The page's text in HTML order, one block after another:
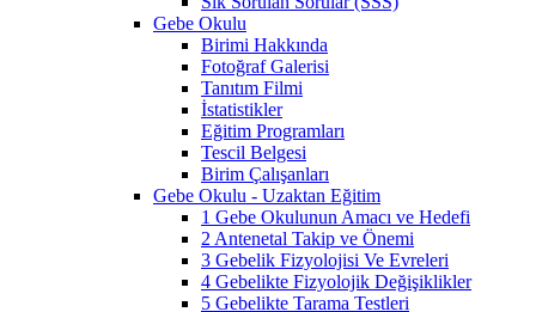
Gebe Okulu
Birimi Hakkında
Fotoğraf Galerisi
Tanıtım Filmi
İstatistikler
Eğitim Programları
Tescil Belgesi
Birim Çalışanları
Gebe Okulu - Uzaktan Eğitim
1 Gebe Okulunun Amacı ve Hedefi
2 Antenetal Takip ve Önemi
3 Gebelik Fizyolojisi Ve Evreleri
4 Gebelikte Fizyolojik Değişiklikler
5 Gebelikte Tarama Testleri